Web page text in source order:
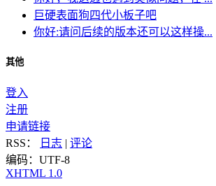
巨硬表面狗四代小板子吧
你好:请问后续的版本还可以这样操...
其他
登入
注册
申请链接
RSS：
日志 | 评论
编码：UTF-8
XHTML 1.0